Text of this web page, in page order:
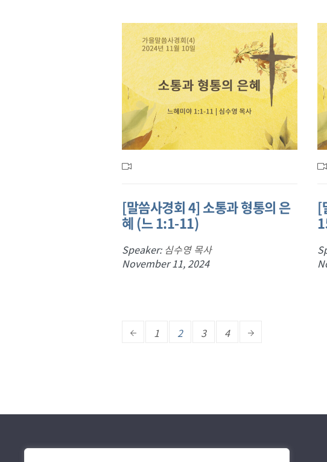
[말씀사경회 4] 소통과 형통의 은
혜 (느 1:1-11)
Speaker: 심수영 목사
November 11, 2024
[
1 2 3 4